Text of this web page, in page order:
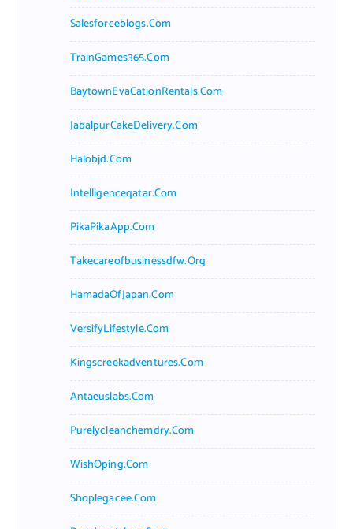
Salesforceblogs.com
TrainGames365.com
BaytownEvaCationRentals.com
JabalpurCakeDelivery.com
Halobjd.com
Intelligenceqatar.com
PikaPikaApp.com
Takecareofbusinessdfw.org
HamadaOfJapan.com
VersifyLifestyle.com
Kingscreekadventures.com
Antaeuslabs.com
Purelycleanchemdry.com
WishOping.com
Shoplegacee.com